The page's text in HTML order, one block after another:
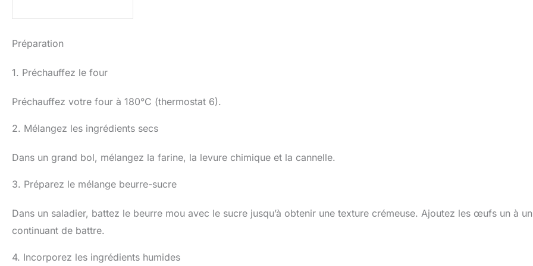
Préparation
1. Préchauffez le four
Préchauffez votre four à 180°C (thermostat 6).
2. Mélangez les ingrédients secs
Dans un grand bol, mélangez la farine, la levure chimique et la cannelle.
3. Préparez le mélange beurre-sucre
Dans un saladier, battez le beurre mou avec le sucre jusqu’à obtenir une texture crémeuse. Ajoutez les œufs un à
continuant de battre.
4. Incorporez les ingrédients humides